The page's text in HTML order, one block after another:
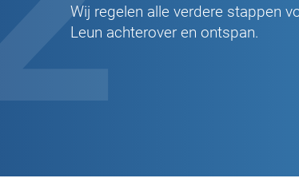
Wij regelen alle verdere stappen
Leun achterover en ontspan.